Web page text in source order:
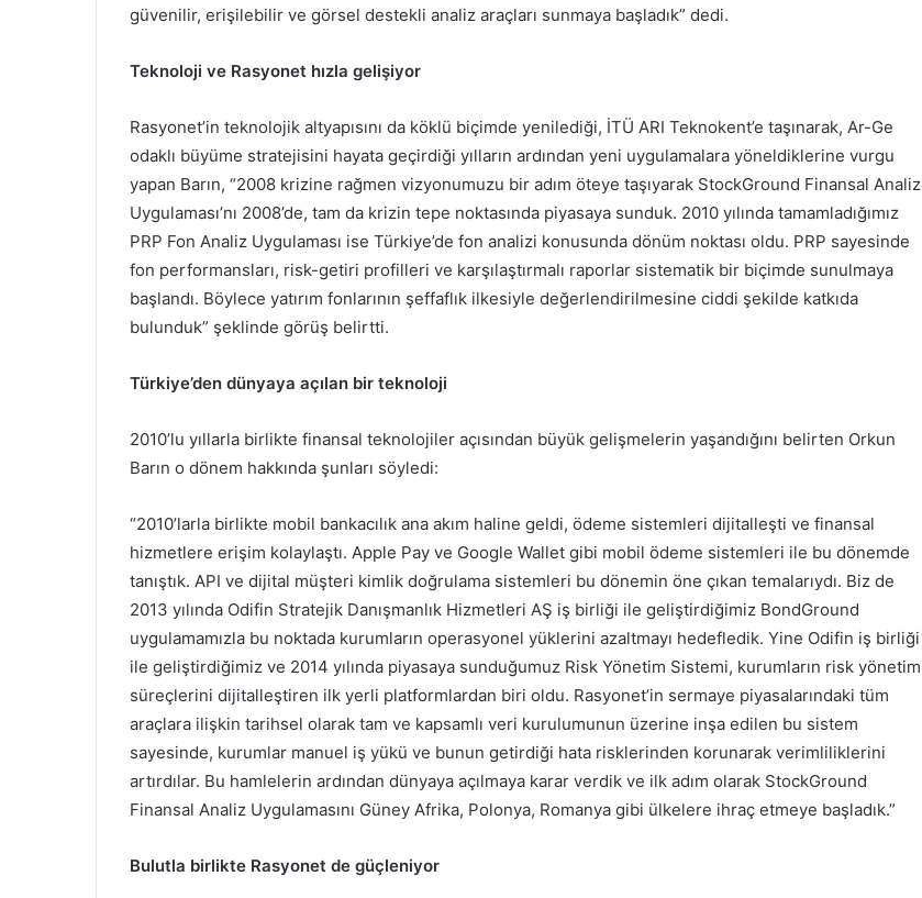
güvenilir, erişilebilir ve görsel destekli analiz araçları sunmaya başladık” dedi.
Teknoloji ve Rasyonet hızla gelişiyor
Rasyonet’in teknolojik altyapısını da köklü biçimde yenilediği, İTÜ ARI Teknokent’e taşınarak, Ar-Ge
odaklı büyüme stratejisini hayata geçirdiği yılların ardından yeni uygulamalara yöneldiklerine vurgu
yapan Barın, “2008 krizine rağmen vizyonumuzu bir adım öteye taşıyarak StockGround Finansal Analiz
Uygulaması’nı 2008’de, tam da krizin tepe noktasında piyasaya sunduk. 2010 yılında tamamladığımız
PRP Fon Analiz Uygulaması ise Türkiye’de fon analizi konusunda dönüm noktası oldu. PRP sayesinde
fon performansları, risk-getiri profilleri ve karşılaştırmalı raporlar sistematik bir biçimde sunulmaya
başlandı. Böylece yatırım fonlarının şeffaflık ilkesiyle değerlendirilmesine ciddi şekilde katkıda
bulunduk” şeklinde görüş belirtti.
Türkiye’den dünyaya açılan bir teknoloji
2010’lu yıllarla birlikte finansal teknolojiler açısından büyük gelişmelerin yaşandığını belirten Orkun
Barın o dönem hakkında şunları söyledi:
“2010’larla birlikte mobil bankacılık ana akım haline geldi, ödeme sistemleri dijitalleşti ve finansal
hizmetlere erişim kolaylaştı. Apple Pay ve Google Wallet gibi mobil ödeme sistemleri ile bu dönemde
tanıştık. API ve dijital müşteri kimlik doğrulama sistemleri bu dönemin öne çıkan temalarıydı. Biz de
2013 yılında Odifin Stratejik Danışmanlık Hizmetleri AŞ iş birliği ile geliştirdiğimiz BondGround
uygulamamızla bu noktada kurumların operasyonel yüklerini azaltmayı hedefledik. Yine Odifin iş birliği
ile geliştirdiğimiz ve 2014 yılında piyasaya sunduğumuz Risk Yönetim Sistemi, kurumların risk yönetim
süreçlerini dijitalleştiren ilk yerli platformlardan biri oldu. Rasyonet’in sermaye piyasalarındaki tüm
araçlara ilişkin tarihsel olarak tam ve kapsamlı veri kurulumunun üzerine inşa edilen bu sistem
sayesinde, kurumlar manuel iş yükü ve bunun getirdiği hata risklerinden korunarak verimliliklerini
artırdılar. Bu hamlelerin ardından dünyaya açılmaya karar verdik ve ilk adım olarak StockGround
Finansal Analiz Uygulamasını Güney Afrika, Polonya, Romanya gibi ülkelere ihraç etmeye başladık.”
Bulutla birlikte Rasyonet de güçleniyor